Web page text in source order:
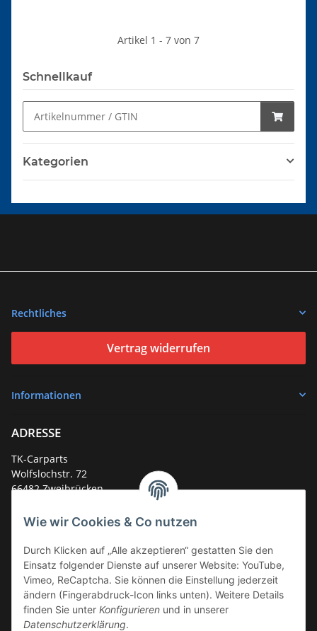
Wie wir Cookies & Co nutzen
Durch Klicken auf „Alle akzeptieren“ gestatten Sie den
Einsatz folgender Dienste auf unserer Website: YouTube,
Vimeo, ReCaptcha. Sie können die Einstellung jederzeit
ändern (Fingerabdruck-Icon links unten). Weitere Details
finden Sie unter Konfigurieren und in unserer
Datenschutzerklärung.
Artikel 1 - 7 von 7
Schnellkauf
Kategorien
Rechtliches
Vertrag widerrufen
Informationen
ADRESSE
TK-Carparts
Wolfslochstr. 72
66482 Zweibrücken
Service-Hotline +49 (0)6332 - 48 58 48
E-Mail:mail@tk-carparts.de
Montag-Donnerstag von 13 bis 16 Uhr